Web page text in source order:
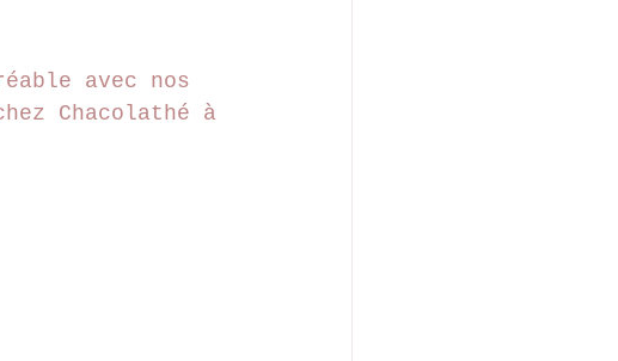
avec nos
Chacolathé à